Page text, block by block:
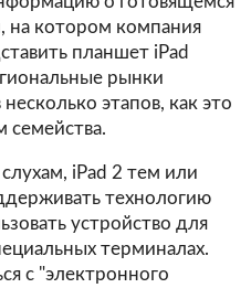
на котором компания
планшет iPad
рынки
этапов, как это
семейства.
iPad 2 тем или
технологию
устройство для
терминалах.
с "электронного